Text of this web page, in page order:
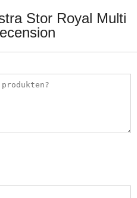
Stor Royal Multi